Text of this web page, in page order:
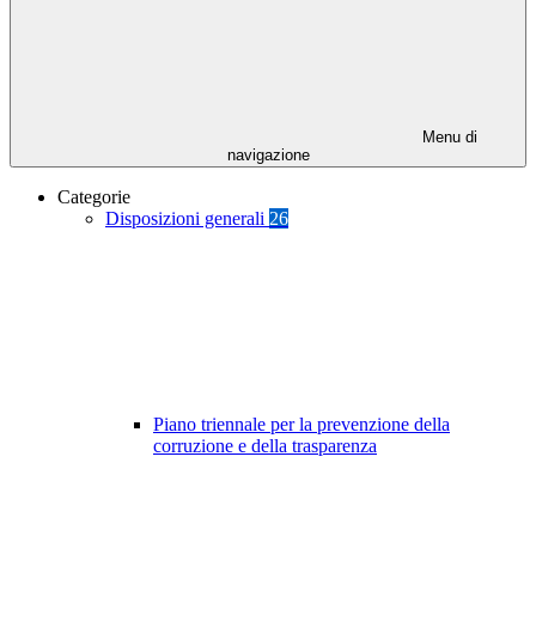
Menu di
navigazione
Categorie
Disposizioni generali 26
Piano triennale per la prevenzione della
corruzione e della trasparenza